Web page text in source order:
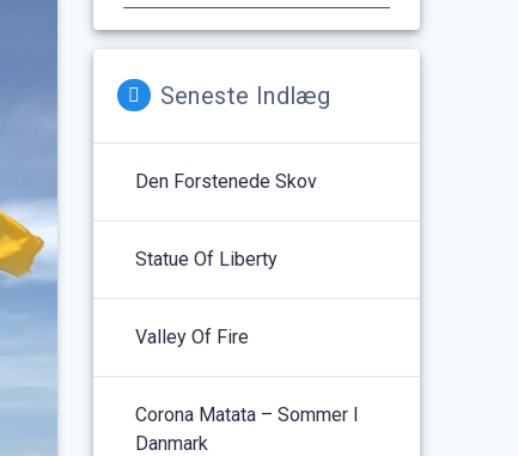
Seneste Indlæg
Den Forstenede Skov
Statue Of Liberty
Valley Of Fire
Corona Matata – Sommer I
Danmark